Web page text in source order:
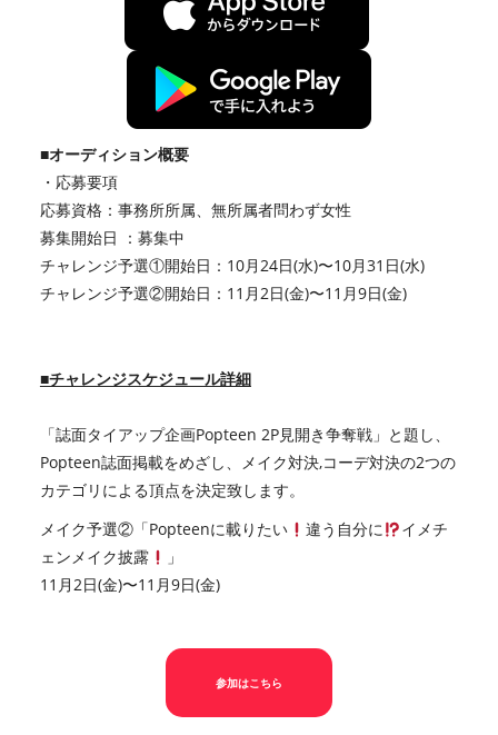
■オーディション概要
・応募要項
応募資格：事務所所属、無所属者問わず女性
募集開始日 ：募集中
チャレンジ予選①開始日：10月24日(水)〜10月31日(水)
チャレンジ予選②開始日：11月2日(金)〜11月9日(金)
■チャレンジスケジュール詳細
「誌面タイアップ企画Popteen 2P見開き争奪戦」と題し、
Popteen誌面掲載をめざし、メイク対決,コーデ対決の2つの
カテゴリによる頂点を決定致します。
メイク予選②「Popteenに載りたい
違う自分に
イメチ
ェンメイク披露
」
11月2日(金)〜11月9日(金)
参加はこちら